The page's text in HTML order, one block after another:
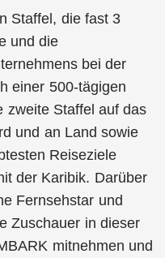
Staffel, die fast 3
und die
bei der
einer 500-tägigen
zweite Staffel auf das
und an Land sowie
Reiseziele
der Karibik. Darüber
Fernsehstar und
Zuschauer in dieser
mitnehmen und